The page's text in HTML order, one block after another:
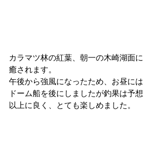
カラマツ林の紅葉、朝一の木崎湖面に
癒されます。
午後から強風になったため、お昼には
ドーム船を後にしましたが釣果は予想
以上に良く、とても楽しめました。